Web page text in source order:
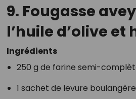
9. Fougasse
l’huile d’olive et
Ingrédients
250 g de farine semi-
1 sachet de levure boulangère